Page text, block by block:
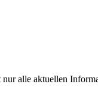
nur alle aktuellen